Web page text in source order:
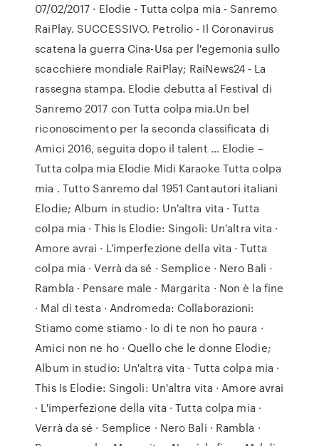
07/02/2017 · Elodie - Tutta colpa mia - Sanremo
RaiPlay. SUCCESSIVO. Petrolio - Il Coronavirus
scatena la guerra Cina-Usa per l'egemonia sullo
scacchiere mondiale RaiPlay; RaiNews24 - La
rassegna stampa. Elodie debutta al Festival di
Sanremo 2017 con Tutta colpa mia.Un bel
riconoscimento per la seconda classificata di
Amici 2016, seguita dopo il talent … Elodie –
Tutta colpa mia Elodie Midi Karaoke Tutta colpa
mia . Tutto Sanremo dal 1951 Cantautori italiani
Elodie; Album in studio: Un'altra vita · Tutta
colpa mia · This Is Elodie: Singoli: Un'altra vita ·
Amore avrai · L'imperfezione della vita · Tutta
colpa mia · Verrà da sé · Semplice · Nero Bali ·
Rambla · Pensare male · Margarita · Non è la fine
· Mal di testa · Andromeda: Collaborazioni:
Stiamo come stiamo · Io di te non ho paura ·
Amici non ne ho · Quello che le donne Elodie;
Album in studio: Un'altra vita · Tutta colpa mia ·
This Is Elodie: Singoli: Un'altra vita · Amore avrai
· L'imperfezione della vita · Tutta colpa mia ·
Verrà da sé · Semplice · Nero Bali · Rambla ·